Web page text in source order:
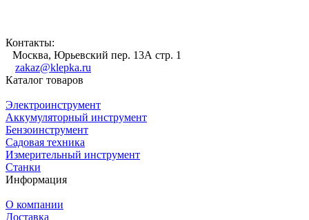
Контакты:
Москва, Юрьевский пер. 13А стр. 1
zakaz@klepka.ru
Каталог товаров
Электроинструмент
Аккумуляторный инструмент
Бензоинструмент
Садовая техника
Измерительный инструмент
Станки
Информация
О компании
Доставка